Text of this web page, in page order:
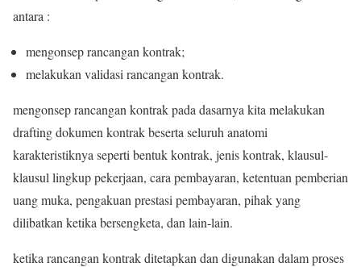
antara :
mengonsep rancangan kontrak;
melakukan validasi rancangan kontrak.
mengonsep rancangan kontrak pada dasarnya kita melakukan
drafting dokumen kontrak beserta seluruh anatomi
karakteristiknya seperti bentuk kontrak, jenis kontrak, klausul-
klausul lingkup pekerjaan, cara pembayaran, ketentuan pemberian
uang muka, pengakuan prestasi pembayaran, pihak yang
dilibatkan ketika bersengketa, dan lain-lain.
ketika rancangan kontrak ditetapkan dan digunakan dalam proses